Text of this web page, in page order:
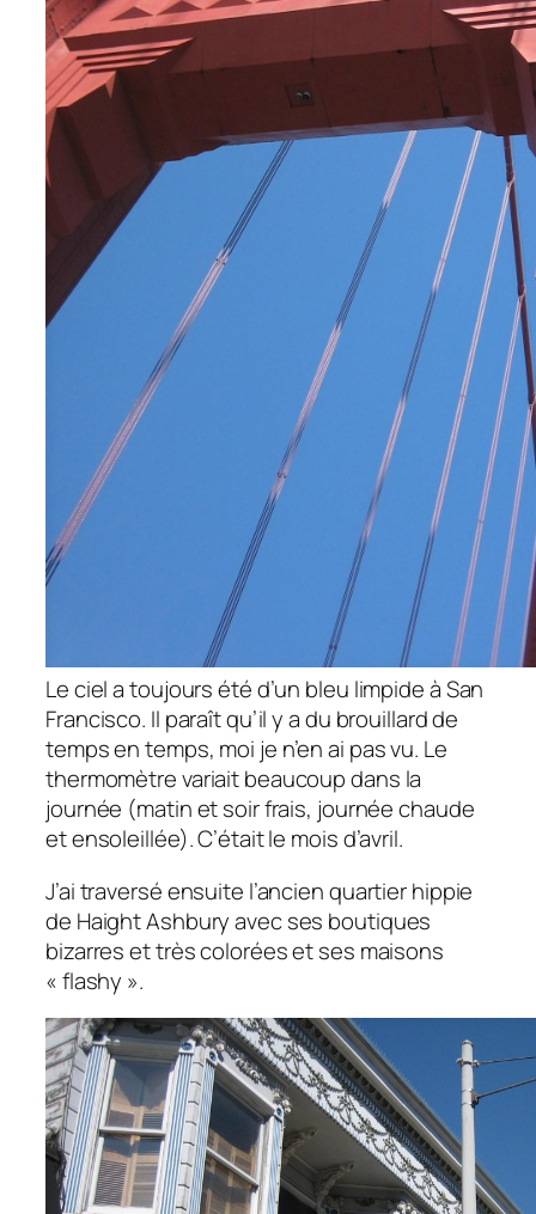
Le ciel a toujours été d’un bleu limpide à San
Francisco. Il paraît qu’il y a du brouillard de
temps en temps, moi je n’en ai pas vu. Le
thermomètre variait beaucoup dans la
journée (matin et soir frais, journée chaude
et ensoleillée). C’était le mois d’avril.
J’ai traversé ensuite l’ancien quartier hippie
de Haight Ashbury avec ses boutiques
bizarres et très colorées et ses maisons
« flashy ».